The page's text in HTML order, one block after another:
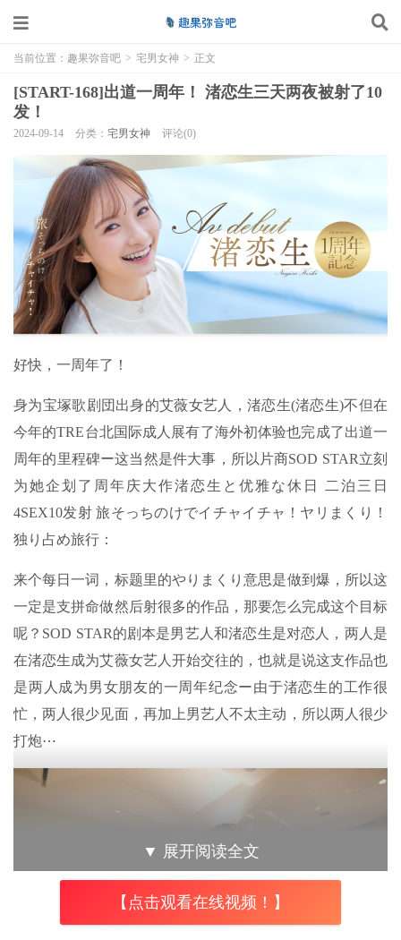
当前位置： 趣果弥音吧 > 宅男女神 > 正文
[START-168]出道一周年！ 渚恋生三天两夜被射了10
发！
2024-09-14 分类： 宅男女神 评论(0)
好快，一周年了！
身为宝塚歌剧団出身的艾薇女艺人，渚恋生(渚恋生)不但在
今年的TRE台北国际成人展有了海外初体验也完成了出道一
周年的里程碑ー这当然是件大事，所以片商SOD STAR立刻
为她企划了周年庆大作渚恋生と优雅な休日 二泊三日
4SEX10发射 旅そっちのけでイチャイチャ！ヤリまくり！
独り占め旅行：
来个每日一词，标题里的やりまくり意思是做到爆，所以这
一定是支拼命做然后射很多的作品，那要怎么完成这个目标
呢？SOD STAR的剧本是男艺人和渚恋生是对恋人，两人是
在渚恋生成为艾薇女艺人开始交往的，也就是说这支作品也
是两人成为男女朋友的一周年纪念ー由于渚恋生的工作很
忙，两人很少见面，再加上男艺人不太主动，所以两人很少
打炮⋯
▼ 展开阅读全文
【点击观看在线视频！】